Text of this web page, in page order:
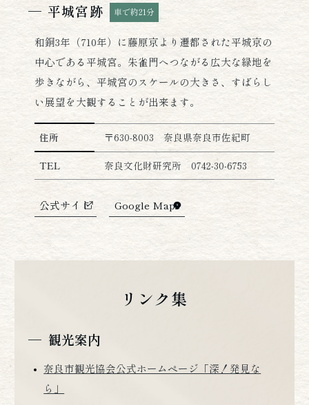
平城宮跡 車で約21分
和銅3年（710年）に藤原京より遷都された平城京の
中心である平城宮。朱雀門へつながる広大な緑地を
歩きながら、平城宮のスケールの大きさ、すばらし
い展望を大観することが出来ます。
平城宮跡の詳細情報
住所 〒630-8003 奈良県奈良市佐紀町
TEL 奈良文化財研究所 0742-30-6753
公式サイト Google Maps
リンク集
観光案内
奈良市観光協会公式ホームページ「深！発見な
ら」